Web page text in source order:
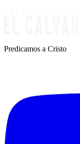
Predicamos a Cristo